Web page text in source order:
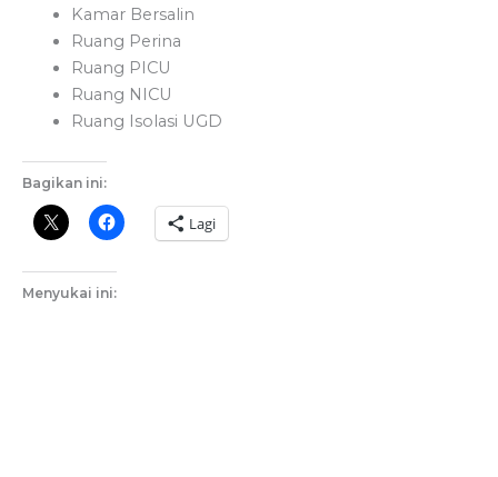
Kamar Bersalin
Ruang Perina
Ruang PICU
Ruang NICU
Ruang Isolasi UGD
Bagikan ini:
Lagi
Menyukai ini: